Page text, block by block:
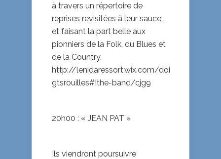
à travers un répertoire de
reprises revisitées à leur sauce,
et faisant la part belle aux
pionniers de la Folk, du Blues et
de la Country.
http://lenidaressort.wix.com/doi
gtsrouilles#!the-band/cjg9
20h00 : « JEAN PAT »
Ils viendront poursuivre